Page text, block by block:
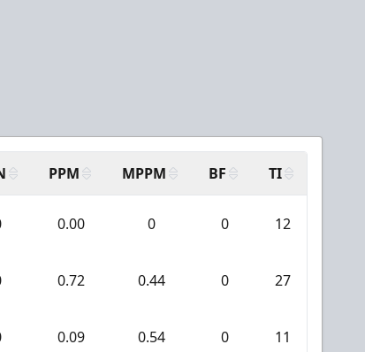
PPM MPPM BF TI
0.00 0 0 12
0.72 0.44 0 27
0.09 0.54 0 11